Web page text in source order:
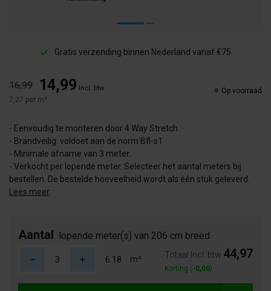
Gratis verzending binnen Nederland vanaf €75
16,99 14,99 Incl. btw
7,27 per m²
Op voorraad
- Eenvoudig te monteren door 4 Way Stretch
- Brandveilig: voldoet aan de norm Bfl-s1
- Minimale afname van 3 meter.
- Verkocht per lopende meter. Selecteer het aantal meters bij
bestellen. De bestelde hoeveelheid wordt als één stuk geleverd.
Lees meer
Aantal lopende meter(s) van 206 cm breed
m² Totaal Incl. btw 44,97
Korting (-0,00)